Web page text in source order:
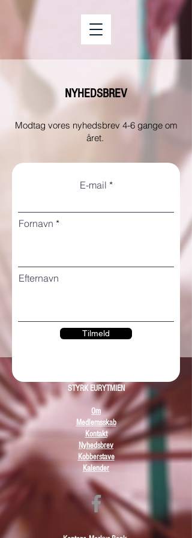
NYHEDSBREV
Modtag vores nyhedsbrev 4-6 gange om
året.
E-mail
Fornavn
Efternavn
Tilmeld
STYRK EURYTMIEN
Om
Medlemsskab
Kontakt
Nyhedsbrev
Kobberstave
Kalender